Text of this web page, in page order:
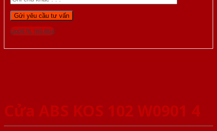
Gọi 0976.169.864
Cửa ABS KOS 102 W0901 4